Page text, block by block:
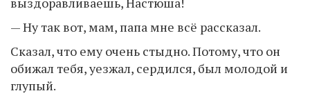
— Ну так вот, мам, папа мне всё рассказал.
Сказал, что ему очень стыдно. Потому, что он
обижал тебя, уезжал, сердился, был молодой и
глупый.